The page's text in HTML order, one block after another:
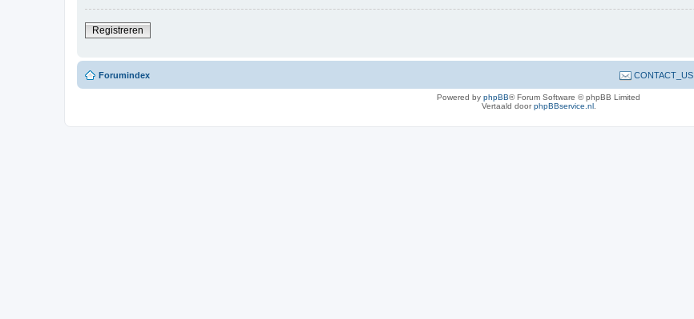
Registreren
Forumindex CONTACT_US
Powered by phpBB® Forum Software © phpBB Limited
Vertaald doorphpBBservice.nl.